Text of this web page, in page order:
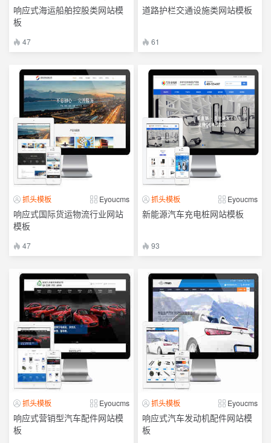
响应式海运船舶控股类网站模
板
47
道路护栏交通设施类网站模板
61
抓头模板 Eyoucms
响应式国际货运物流行业网站
模板
47
抓头模板 Eyoucms
新能源汽车充电桩网站模板
93
抓头模板 Eyoucms
响应式营销型汽车配件网站模
板
抓头模板 Eyoucms
响应式汽车发动机配件网站模
板